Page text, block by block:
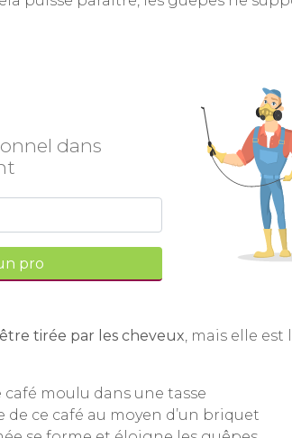
dans
pro
tirée par les cheveux, mais elle est
café moulu dans une tasse
ce café au moyen d’un briquet